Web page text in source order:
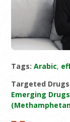
Tags: Arabic,
Targeted
Emerging